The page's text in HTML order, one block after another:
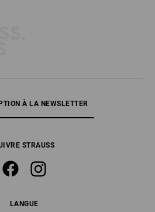
À LA NEWSLETTER
STRAUSS
LANGUE